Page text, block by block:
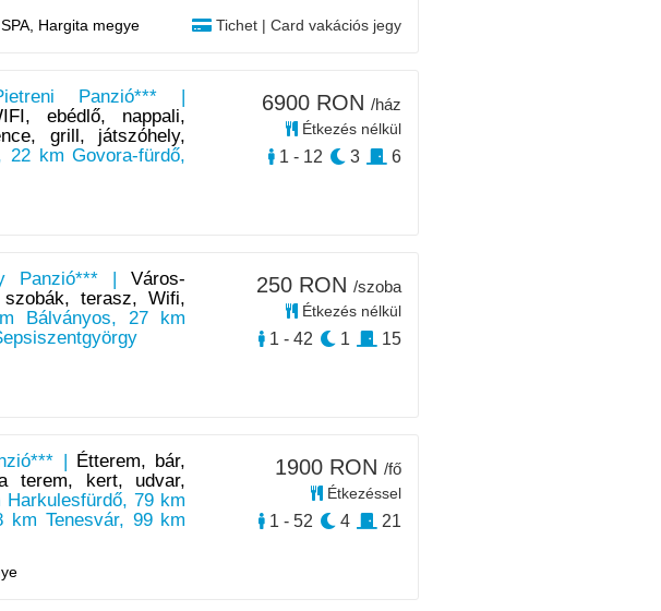
Hargita megye Tichet | Card vakációs jegy
Panzió*** |
ebédlő, nappali,
grill, játszóhely,
km Govora-fürdő,
6900 RON /ház
Étkezés nélkül
1 - 12 3 6
Panzió*** |Város-
szobák, terasz, Wifi,
Bálványos, 27 km
250 RON /szoba
Étkezés nélkül
1 - 42 1 15
|
Étterem, bár,
terem, kert, udvar,
Harkulesfürdő, 79 km
km Tenesvár, 99 km
1900 RON /fő
Étkezéssel
1 - 52 4 21